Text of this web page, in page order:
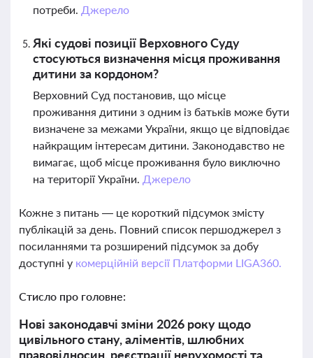
потреби. Джерело
Які судові позиції Верховного Суду
стосуються визначення місця проживання
дитини за кордоном?
Верховний Суд постановив, що місце
проживання дитини з одним із батьків може бути
визначене за межами України, якщо це відповідає
найкращим інтересам дитини. Законодавство не
вимагає, щоб місце проживання було виключно
на території України. Джерело
Кожне з питань — це короткий підсумок змісту
публікацій за день. Повний список першоджерел з
посиланнями та розширений підсумок за добу
доступні у комерційній версії Платформи LIGA360.
Стисло про головне:
Нові законодавчі зміни 2026 року щодо
цивільного стану, аліментів, шлюбних
правовідносин, реєстрації нерухомості та